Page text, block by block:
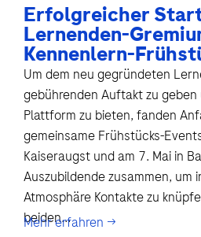
Erfolgreicher
Lernenden-
Kennenlern-
Um dem neu gegründeten
gebührenden Auftakt zu
Plattform zu bieten, fanden
gemeinsame Frühstücks-
Kaiseraugst und am 7. Mai in
Auszubildende zusammen, um
Atmosphäre Kontakte zu
beiden...
Mehr erfahren →